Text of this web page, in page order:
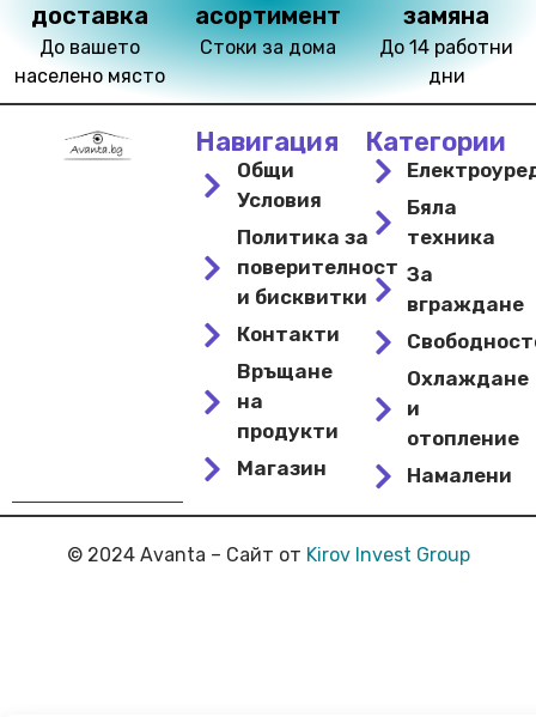
доставка
До вашето
населено място
асортимент
Стоки за дома
замяна
До 14 работни
дни
Навигация
Общи
Условия
Политика за
поверителност
и бисквитки
Контакти
Връщане
на
продукти
Магазин
Категории
Бяла
техника
За
вграждане
Охлаждане
и
отопление
Намалени
© 2024 Avanta – Сайт от Kirov Invest Group